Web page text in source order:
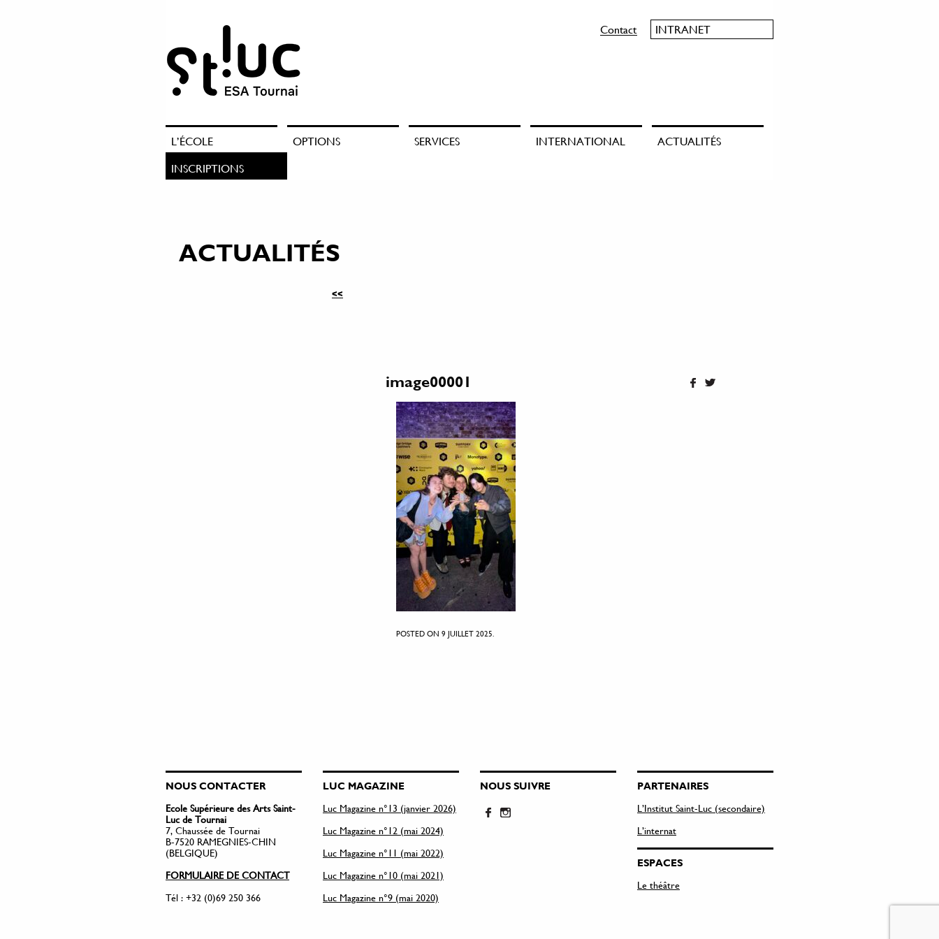
Contact INTRANET
L’ÉCOLE OPTIONS SERVICES INTERNATIONAL
ACTUALITÉS
INSCRIPTIONS
ACTUALITÉS
<<
image00001
POSTED ON 9 JUILLET 2025.
NOUS CONTACTER
Ecole Supérieure des Arts Saint-
Luc de Tournai
7, Chaussée de Tournai
B-7520 RAMEGNIES-CHIN
(BELGIQUE)
FORMULAIRE DE CONTACT
Tél : +32 (0)69 250 366
LUC MAGAZINE
Luc Magazine n°13 (janvier 2026)
Luc Magazine n°12 (mai 2024)
Luc Magazine n°11 (mai 2022)
Luc Magazine n°10 (mai 2021)
Luc Magazine n°9 (mai 2020)
NOUS SUIVRE
PARTENAIRES
L’Institut Saint-Luc (secondaire)
L’internat
ESPACES
Le théâtre